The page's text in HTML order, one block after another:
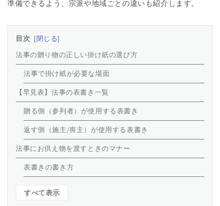
準備できるよう、宗派や地域ごとの違いも紹介します。
目次 閉じる
法事の贈り物の正しい掛け紙の選び方
法事で掛け紙が必要な場面
【早見表】法事の表書き一覧
贈る側（参列者）が使用する表書き
返す側（施主/喪主）が使用する表書き
法事にお供え物を渡すときのマナー
表書きの書き方
すべて表示